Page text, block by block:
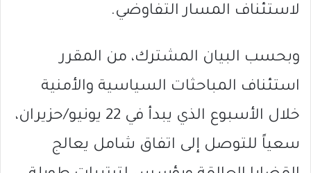
لاستئناف المسار التفاوضي.
وبحسب البيان المشترك، من المقرر
استئناف المباحثات السياسية والأمنية
خلال الأسبوع الذي يبدأ في 22 يونيو/حزيران،
سعياً للتوصل إلى اتفاق شامل يعالج